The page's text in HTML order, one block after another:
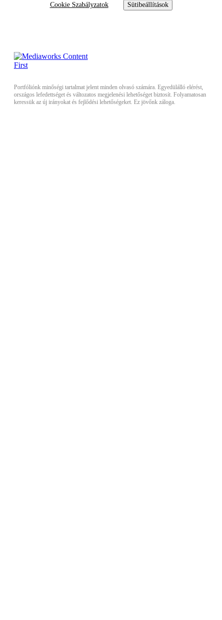
Cookie Szabályzatok Sütibeállítások
Portfóliónk minőségi tartalmat jelent minden olvasó számára. Egyedülálló elérést,
országos lefedettséget és változatos megjelenési lehetőséget biztosít. Folyamatosan
keressük az új irányokat és fejlődési lehetőségeket. Ez jövőnk záloga.